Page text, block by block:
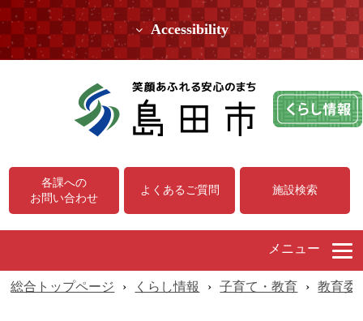
Accessibility
各課への
お問い合わせ
よくあるご質問 施設検索
メニュー
総合トップページ › くらし情報 › 子育て・教育 › 教育委